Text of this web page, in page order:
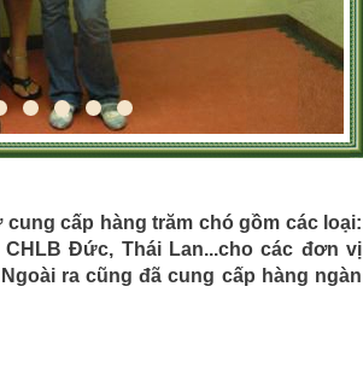
cấp hàng trăm chó gồm các loại:
Đức, Thái Lan...cho các đơn vị
ra cũng đã cung cấp hàng ngàn